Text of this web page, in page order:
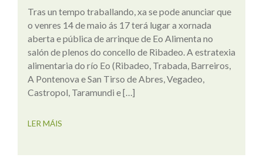
Tras un tempo traballando, xa se pode anunciar que
o venres 14 de maio ás 17 terá lugar a xornada
aberta e pública de arrinque de Eo Alimenta no
salón de plenos do concello de Ribadeo. A estratexia
alimentaria do río Eo (Ribadeo, Trabada, Barreiros,
A Pontenova e San Tirso de Abres, Vegadeo,
Castropol, Taramundi e […]
LER MÁIS